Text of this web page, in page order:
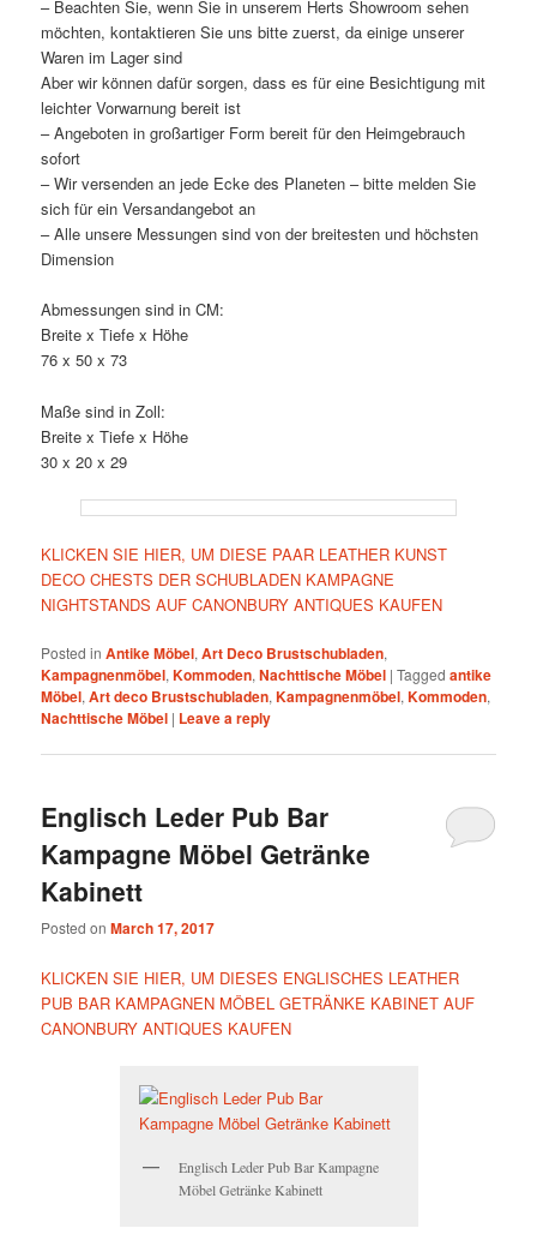
– Beachten Sie, wenn Sie in unserem Herts Showroom sehen
möchten, kontaktieren Sie uns bitte zuerst, da einige unserer
Waren im Lager sind
Aber wir können dafür sorgen, dass es für eine Besichtigung mit
leichter Vorwarnung bereit ist
– Angeboten in großartiger Form bereit für den Heimgebrauch
sofort
– Wir versenden an jede Ecke des Planeten – bitte melden Sie
sich für ein Versandangebot an
– Alle unsere Messungen sind von der breitesten und höchsten
Dimension
Abmessungen sind in CM:
Breite x Tiefe x Höhe
76 x 50 x 73
Maße sind in Zoll:
Breite x Tiefe x Höhe
30 x 20 x 29
KLICKEN SIE HIER, UM DIESE PAAR LEATHER KUNST
DECO CHESTS DER SCHUBLADEN KAMPAGNE
NIGHTSTANDS AUF CANONBURY ANTIQUES KAUFEN
Posted in Antike Möbel,Art Deco Brustschubladen,
Kampagnenmöbel,Kommoden,Nachttische Möbel |Tagged antike
Möbel,Art deco Brustschubladen,Kampagnenmöbel,Kommoden,
Nachttische Möbel | Leave a reply
Englisch Leder Pub Bar
Kampagne Möbel Getränke
Kabinett
Posted onMarch 17, 2017
KLICKEN SIE HIER, UM DIESES ENGLISCHES LEATHER
PUB BAR KAMPAGNEN MÖBEL GETRÄNKE KABINET AUF
CANONBURY ANTIQUES KAUFEN
Englisch Leder Pub Bar Kampagne
Möbel Getränke Kabinett